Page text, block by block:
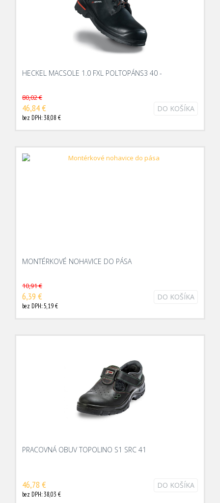
HECKEL MACSOLE 1.0 FXL POLTOPÁNS3 40 -
80,02 €
46,84 €
bez DPH: 38,08 €
DO KOŠÍKA
MONTÉRKOVÉ NOHAVICE DO PÁSA
10,91 €
6,39 €
bez DPH: 5,19 €
DO KOŠÍKA
PRACOVNÁ OBUV TOPOLINO S1 SRC 41
46,78 €
bez DPH: 38,03 €
DO KOŠÍKA